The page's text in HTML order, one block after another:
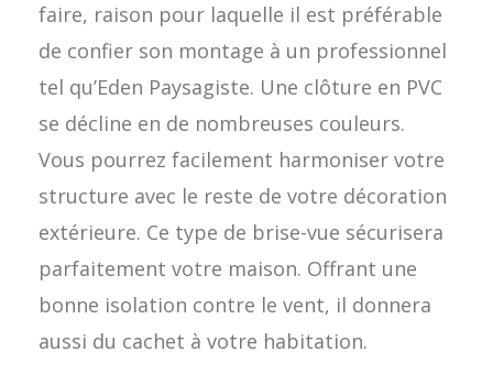
faire, raison pour laquelle il est préférable
de confier son montage à un professionnel
tel qu’Eden Paysagiste. Une clôture en PVC
se décline en de nombreuses couleurs.
Vous pourrez facilement harmoniser votre
structure avec le reste de votre décoration
extérieure. Ce type de brise-vue sécurisera
parfaitement votre maison. Offrant une
bonne isolation contre le vent, il donnera
aussi du cachet à votre habitation.